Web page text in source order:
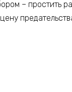
– простить